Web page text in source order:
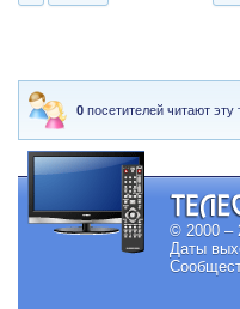
0 посетителей читают
© 2000 –
Даты